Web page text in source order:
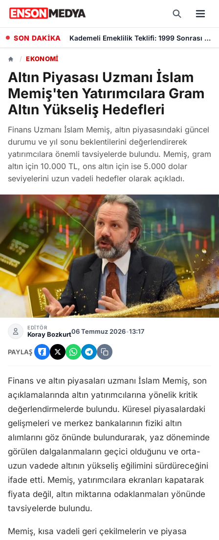
SON DAKİKA Kademeli Emeklilik Teklifi: 1999 Sonrası Sigorta Başlangıcı olanlar Kaç Yaşında Emekli Olacak?
/ EKONOMI
Altın Piyasası Uzmanı İslam
Memiş'ten Yatırımcılara Gram
Altın Yükseliş Hedefleri
Finans Uzmanı İslam Memiş, altın piyasasındaki güncel
durumu ve yıl sonu beklentilerini değerlendirerek
yatırımcılara önemli tavsiyelerde bulundu. Memiş, gram
altın için 10.000 TL, ons altın için ise 5.000 dolar
seviyelerini uzun vadeli hedefler olarak açıkladı.
Altın Piyasası Uzmanı İslam Memiş'ten Yatırımcılara Gram
EDİTÖR
Koray Bozkurt06 Temmuz 2026•13:17
PAYLAŞ
Finans ve altın piyasaları uzmanı İslam Memiş, son
açıklamalarında altın yatırımcılarına yönelik kritik
değerlendirmelerde bulundu. Küresel piyasalardaki
gelişmeleri ve merkez bankalarının fiziki altın
alımlarını göz önünde bulundurarak, yaz döneminde
görülen dalgalanmaların geçici olduğunu ve orta-
uzun vadede altının yükseliş eğilimini sürdüreceğini
ifade etti. Memiş, yatırımcılara ekranları kapatarak
fiyata değil, altın miktarına odaklanmaları yönünde
tavsiyelerde bulundu.
Memiş, kısa vadeli geri çekilmelerin ve piyasa